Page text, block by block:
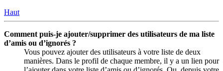
Haut
Comment puis-je ajouter/supprimer des utilisateurs de ma liste
d’amis ou d’ignorés ?
Vous pouvez ajouter des utilisateurs à votre liste de deux
manières. Dans le profil de chaque membre, il y a un lien pour